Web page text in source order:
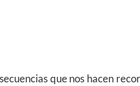
que nos hacen